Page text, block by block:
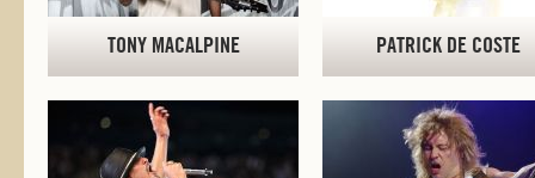
TONY MACALPINE PATRICK DE COSTE